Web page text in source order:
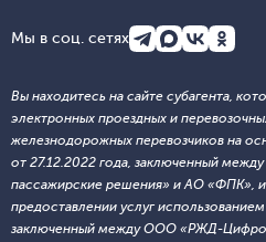
Мы в соц. сетях
Вы находитесь на сайте субагента,
электронных проездных и
железнодорожных перевозчиков на
от 27.12.2022 года, заключенный
пассажирские решения» и АО «ФПК»,
предоставлении услуг
заключенный между ООО «РЖД-